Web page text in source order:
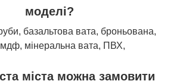
моделі?
базальтова вата, броньована,
мдф, мінеральна вата, ПВХ,
міста можна замовити